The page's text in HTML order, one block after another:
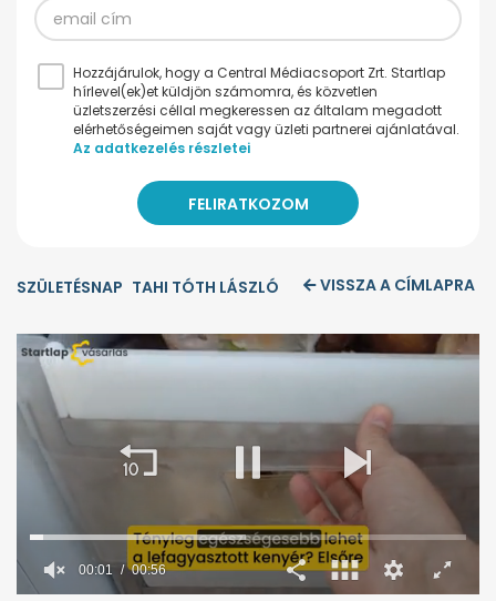
Hozzájárulok, hogy a Central Médiacsoport Zrt. Startlap
hírlevel(ek)et küldjön számomra, és közvetlen
üzletszerzési céllal megkeressen az általam megadott
elérhetőségeimen saját vagy üzleti partnerei ajánlatával.
Az adatkezelés részletei
SZÜLETÉSNAP TAHI TÓTH LÁSZLÓ VISSZA A CÍMLAPRA
00:02 00:56